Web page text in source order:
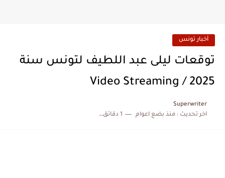
أخبار تونس
توقعات ليلى عبد اللطيف لتونس سنة
2025 / Video Streaming
Superwriter
اخر تحديث :منذ بضع اعوام 1 دقائق للقراءة